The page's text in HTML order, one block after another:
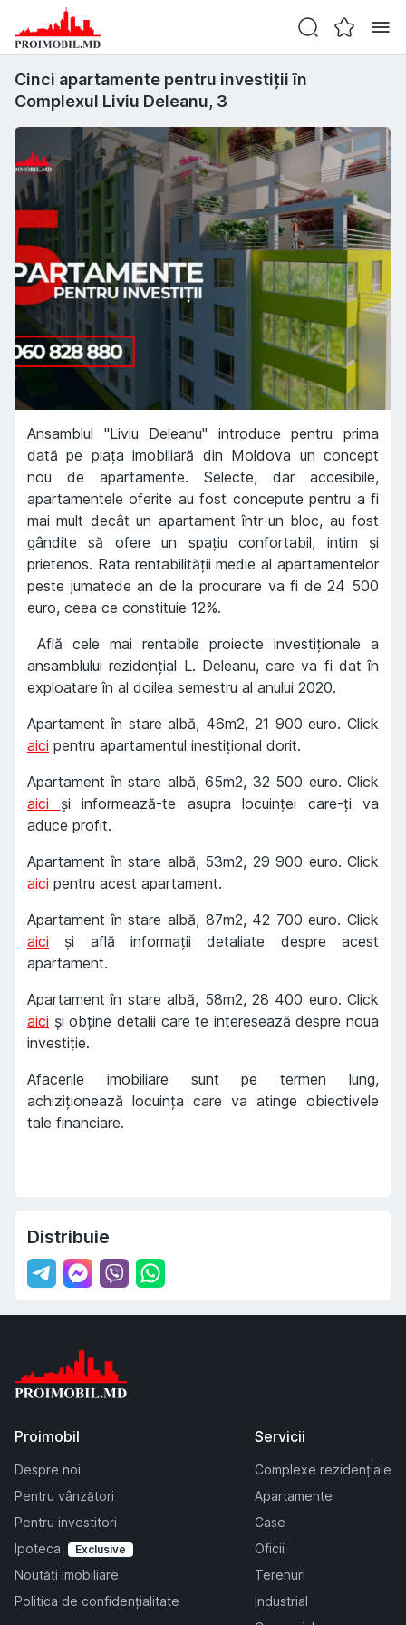
Cinci apartamente pentru investiții în
Complexul Liviu Deleanu, 3
Ansamblul "Liviu Deleanu" introduce pentru prima
dată pe piaţa imobiliară din Moldova un concept
nou de apartamente. Selecte, dar accesibile,
apartamentele oferite au fost concepute pentru a fi
mai mult decât un apartament într-un bloc, au fost
gândite să ofere un spaţiu confortabil, intim şi
prietenos. Rata rentabilității medie al apartamentelor
peste jumatede an de la procurare va fi de 24 500
euro, ceea ce constituie 12%.
Află cele mai rentabile proiecte investiționale a
ansamblului rezidențial L. Deleanu, care va fi dat în
exploatare în al doilea semestru al anului 2020.
Apartament în stare albă, 46m2, 21 900 euro. Click
aici pentru apartamentul inestițional dorit.
Apartament în stare albă, 65m2, 32 500 euro. Click
aici și informează-te asupra locuinței care-ți va
aduce profit.
Apartament în stare albă, 53m2, 29 900 euro. Click
aici pentru acest apartament.
Apartament în stare albă, 87m2, 42 700 euro. Click
aici și află informații detaliate despre acest
apartament.
Apartament în stare albă, 58m2, 28 400 euro. Click
aici și obține detalii care te interesează despre noua
investiție.
Afacerile imobiliare sunt pe termen lung,
achiziționează locuința care va atinge obiectivele
tale financiare.
Distribuie
Proimobil
Despre noi
Pentru vânzători
Pentru investitori
Ipoteca
Exclusive
Noutăți imobiliare
Politica de confidențialitate
Servicii
Complexe rezidențiale
Apartamente
Case
Oficii
Terenuri
Industrial